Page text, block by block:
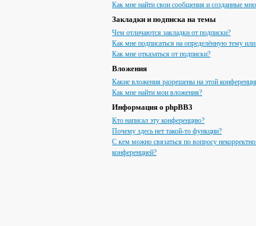
Как мне найти свои сообщения и созданные
Закладки и подписка на темы
Чем отличаются закладки от подписки?
Как мне подписаться на определённую тему
Как мне отказаться от подписки?
Вложения
Какие вложения разрешены на этой
Как мне найти мои вложения?
Информация о phpBB3
Кто написал эту конференцию?
Почему здесь нет такой-то функции?
С кем можно связаться по вопросу
конференцией?